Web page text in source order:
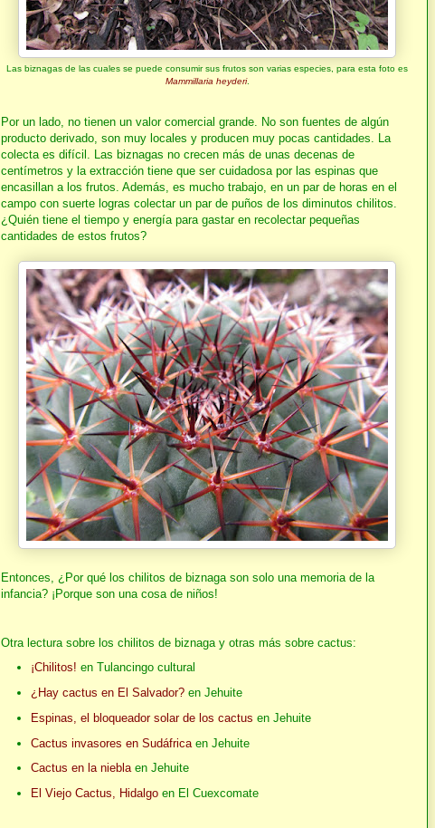
Las biznagas de las cuales se puede consumir sus frutos son varias especies, para esta foto es
Mammillaria heyderi.
Por un lado, no tienen un valor comercial grande. No son fuentes de algún
producto derivado, son muy locales y producen muy pocas cantidades. La
colecta es difícil. Las biznagas no crecen más de unas decenas de
centímetros y la extracción tiene que ser cuidadosa por las espinas que
encasillan a los frutos. Además, es mucho trabajo, en un par de horas en el
campo con suerte logras colectar un par de puños de los diminutos chilitos.
¿Quién tiene el tiempo y energía para gastar en recolectar pequeñas
cantidades de estos frutos?
Entonces, ¿Por qué los chilitos de biznaga son solo una memoria de la
infancia? ¡Porque son una cosa de niños!
Otra lectura sobre los chilitos de biznaga y otras más sobre cactus:
¡Chilitos! en Tulancingo cultural
¿Hay cactus en El Salvador?en Jehuite
Espinas, el bloqueador solar de los cactus en Jehuite
Cactus invasores en Sudáfricaen Jehuite
Cactus en la nieblaen Jehuite
El Viejo Cactus, Hidalgoen El Cuexcomate